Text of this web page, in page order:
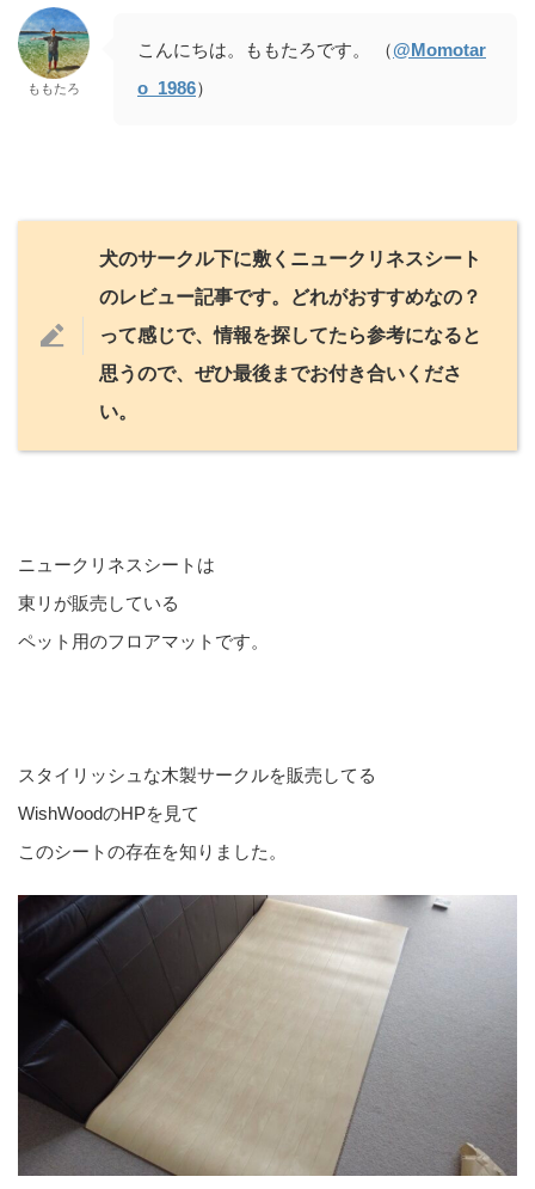
ももたろ
こんにちは。ももたろです。 （@Momotar
o_1986）
犬のサークル下に敷くニュークリネスシート
のレビュー記事です。どれがおすすめなの？
って感じで、情報を探してたら参考になると
思うので、ぜひ最後までお付き合いくださ
い。
ニュークリネスシートは
東リが販売している
ペット用のフロアマットです。
スタイリッシュな木製サークルを販売してる
WishWoodのHPを見て
このシートの存在を知りました。